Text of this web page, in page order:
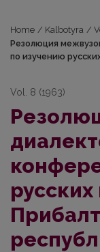
Home / Kalbotyra /
Резолюция
по изучению
Vol. 8 (1963)